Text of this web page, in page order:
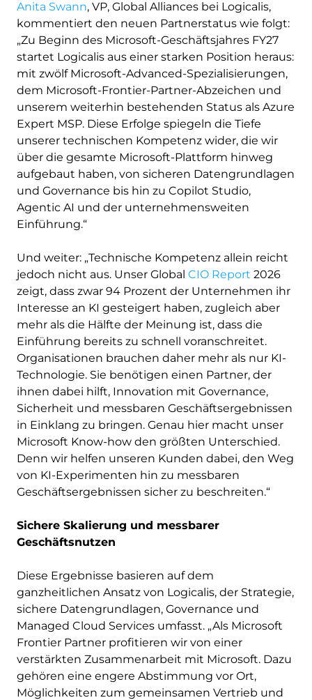
Anita Swann, VP, Global Alliances bei Logicalis,
kommentiert den neuen Partnerstatus wie folgt:
„Zu Beginn des Microsoft-Geschäftsjahres FY27
startet Logicalis aus einer starken Position heraus:
mit zwölf Microsoft-Advanced-Spezialisierungen,
dem Microsoft-Frontier-Partner-Abzeichen und
unserem weiterhin bestehenden Status als Azure
Expert MSP. Diese Erfolge spiegeln die Tiefe
unserer technischen Kompetenz wider, die wir
über die gesamte Microsoft-Plattform hinweg
aufgebaut haben, von sicheren Datengrundlagen
und Governance bis hin zu Copilot Studio,
Agentic AI und der unternehmensweiten
Einführung.“
Und weiter: „Technische Kompetenz allein reicht
jedoch nicht aus. Unser Global CIO Report 2026
zeigt, dass zwar 94 Prozent der Unternehmen ihr
Interesse an KI gesteigert haben, zugleich aber
mehr als die Hälfte der Meinung ist, dass die
Einführung bereits zu schnell voranschreitet.
Organisationen brauchen daher mehr als nur KI-
Technologie. Sie benötigen einen Partner, der
ihnen dabei hilft, Innovation mit Governance,
Sicherheit und messbaren Geschäftsergebnissen
in Einklang zu bringen. Genau hier macht unser
Microsoft Know-how den größten Unterschied.
Denn wir helfen unseren Kunden dabei, den Weg
von KI-Experimenten hin zu messbaren
Geschäftsergebnissen sicher zu beschreiten.“
Sichere Skalierung und messbarer
Geschäftsnutzen
Diese Ergebnisse basieren auf dem
ganzheitlichen Ansatz von Logicalis, der Strategie,
sichere Datengrundlagen, Governance und
Managed Cloud Services umfasst. „Als Microsoft
Frontier Partner profitieren wir von einer
verstärkten Zusammenarbeit mit Microsoft. Dazu
gehören eine engere Abstimmung vor Ort,
Möglichkeiten zum gemeinsamen Vertrieb und